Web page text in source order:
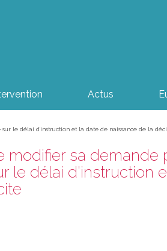
Actus
le délai d'instruction et la date de naissance de la
modifier sa demande
le délai d'instruction